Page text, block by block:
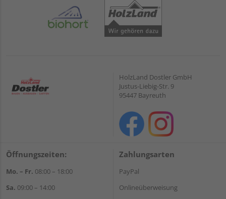
HolzLand Dostler GmbH
Justus-Liebig-Str. 9
95447 Bayreuth
Öffnungszeiten:
Mo. – Fr. 08:00 – 18:00
Sa. 09:00 – 14:00
Zahlungsarten
PayPal
Onlineüberweisung